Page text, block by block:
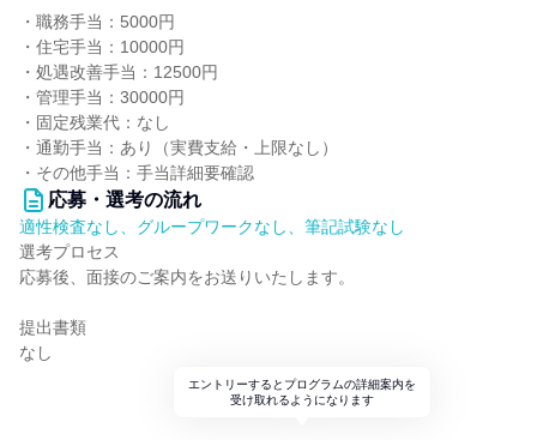
・職務手当：5000円
・住宅手当：10000円
・処遇改善手当：12500円
・管理手当：30000円
・固定残業代：なし
・通勤手当：あり（実費支給・上限なし）
・その他手当：手当詳細要確認
応募・選考の流れ
適性検査なし、グループワークなし、筆記試験なし
選考プロセス
応募後、面接のご案内をお送りいたします。
提出書類
なし
エントリーするとプログラムの詳細案内を
受け取れるようになります